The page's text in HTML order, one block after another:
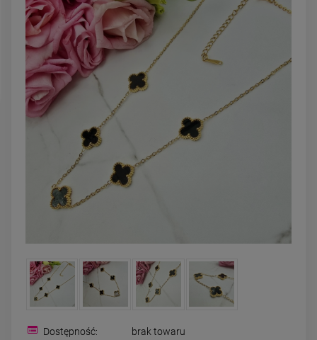
DO KOSZYKA DO KOSZYKA
Kolczyki STAL
CHIRURGICZNA bigiel
kryształek
44,00 zł
CHIRURGICZNA
Dostępność: brak towaru